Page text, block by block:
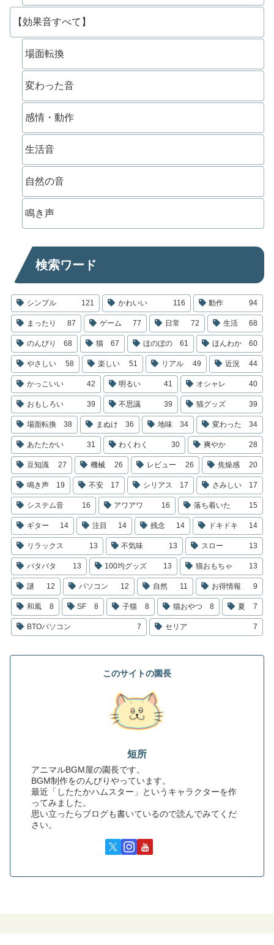
【効果音すべて】
場面転換
変わった音
感情・動作
生活音
自然の音
鳴き声
検索ワード
シンプル 121 かわいい 116 動作 94
まったり 87 ゲーム 77 日常 72 生活 68
のんびり 68 猫 67 ほのぼの 61 ほんわか 60
やさしい 58 楽しい 51 リアル 49 近況 44
かっこいい 42 明るい 41 オシャレ 40
おもしろい 39 不思議 39 猫グッズ 39
場面転換 38 まぬけ 36 地味 34 変わった 34
あたたかい 31 わくわく 30 爽やか 28
豆知識 27 機械 26 レビュー 26 焦燥感 20
鳴き声 19 不安 17 シリアス 17 さみしい 17
システム音 16 アワアワ 16 落ち着いた 15
ギター 14 注目 14 残念 14 ドキドキ 14
リラックス 13 不気味 13 スロー 13
バタバタ 13 100均グッズ 13 猫おもちゃ 13
謎 12 パソコン 12 自然 11 お得情報 9
和風 8 SF 8 子猫 8 猫おやつ 8 夏 7
BTOパソコン 7 セリア 7
このサイトの園長
短所
アニマルBGM屋の園長です。
BGM制作をのんびりやっています。
最近「したたかハムスター」というキャラクターを作
ってみました。
思い立ったらブログも書いているので読んでみてくだ
さい。